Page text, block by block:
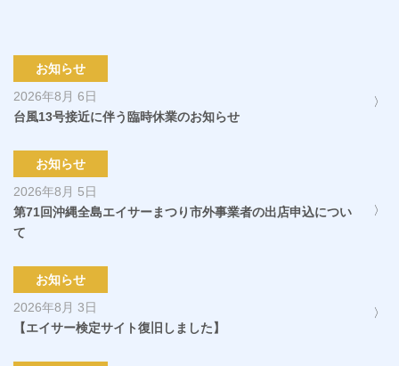
お知らせ
2026年8月 6日
台風13号接近に伴う臨時休業のお知らせ
お知らせ
2026年8月 5日
第71回沖縄全島エイサーまつり市外事業者の出店申込につい
て
お知らせ
2026年8月 3日
【エイサー検定サイト復旧しました】